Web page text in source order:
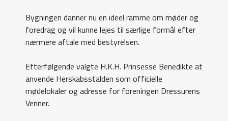
Bygningen danner nu en ideel ramme om møder og
foredrag og vil kunne lejes til særlige formål efter
nærmere aftale med bestyrelsen.
Efterfølgende valgte H.K.H. Prinsesse Benedikte at
anvende Herskabsstalden som officielle
mødelokaler og adresse for foreningen Dressurens
Venner.